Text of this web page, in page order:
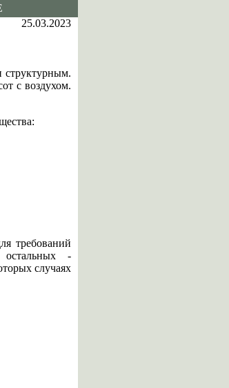
25.03.2023
структурным.
с воздухом.
требований
-
случаях